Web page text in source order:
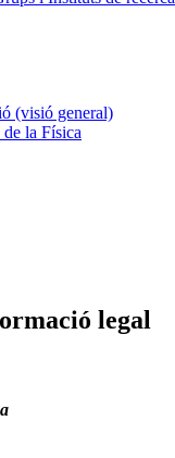
(visió general)
de la Física
legal